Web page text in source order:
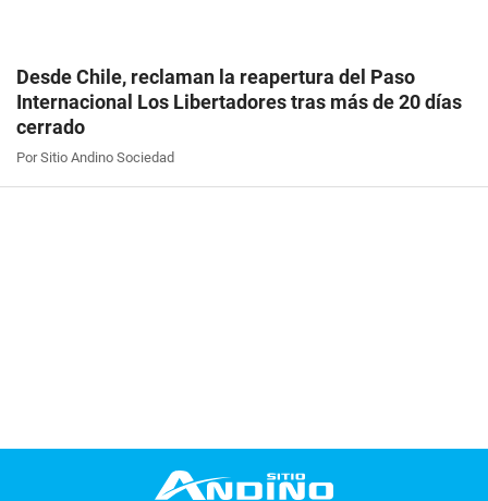
Desde Chile, reclaman la reapertura del Paso
Internacional Los Libertadores tras más de 20 días
cerrado
Por Sitio Andino Sociedad